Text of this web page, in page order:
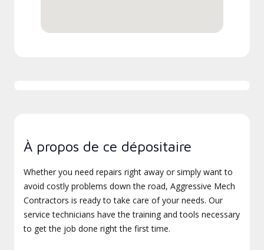
À propos de ce dépositaire
Whether you need repairs right away or simply want to
avoid costly problems down the road, Aggressive Mech
Contractors is ready to take care of your needs. Our
service technicians have the training and tools necessary
to get the job done right the first time.